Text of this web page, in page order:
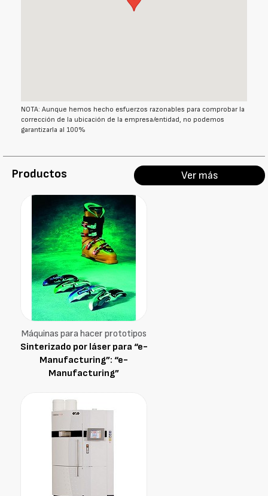
NOTA: Aunque hemos hecho esfuerzos razonables para comprobar la
corrección de la ubicación de la empresa/entidad, no podemos
garantizarla al 100%
Productos Ver más
Máquinas para hacer prototipos
Sinterizado por láser para “e-
Manufacturing”: “e-
Manufacturing”